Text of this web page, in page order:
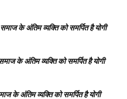
के अंतिम व्यक्ति को समर्पित है योगी
के अंतिम व्यक्ति को समर्पित है योगी
के अंतिम व्यक्ति को समर्पित है योगी